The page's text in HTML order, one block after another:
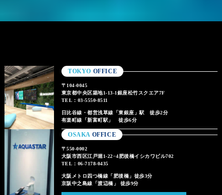
TOKYO OFFICE
〒104-0045
東京都中央区築地1-13-1銀座松竹スクエア7F
TEL：03-5550-8511
日比谷線・都営浅草線「東銀座」駅 徒歩2分
有楽町線「新富町駅」 徒歩6分
OSAKA OFFICE
〒550-0002
大阪市西区江戸堀1-22−4肥後橋イシカワビル702
TEL：06-7178-0435
大阪メトロ四つ橋線「肥後橋」徒歩3分
京阪中之島線「渡辺橋」 徒歩9分